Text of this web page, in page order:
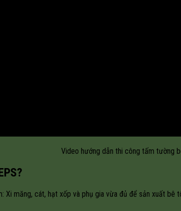
Video hướng dẫn thi công tấm tường
măng, cát, hạt xốp và phụ gia vừa đủ để sản xuất bê